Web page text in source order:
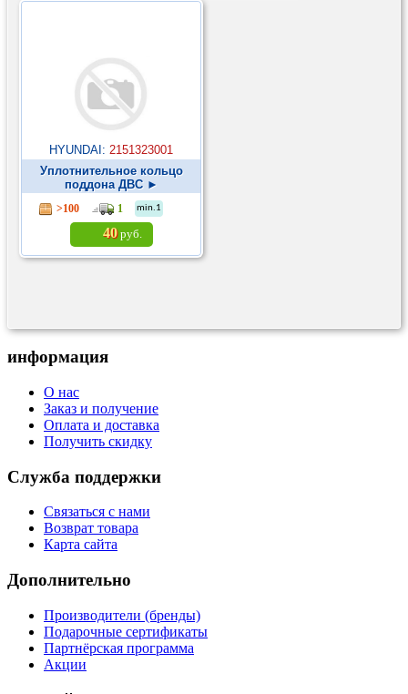
HYUNDAI: 2151323001
Уплотнительное кольцо
поддона ДВС ►
>100 1 min.1
40руб.
информация
О нас
Заказ и получение
Оплата и доставка
Получить скидку
Служба поддержки
Связаться с нами
Возврат товара
Карта сайта
Дополнительно
Производители (бренды)
Подарочные сертификаты
Партнёрская программа
Акции